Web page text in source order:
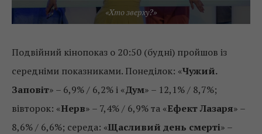
«Хто зверху?»
Подвійний кінопоказ о 20:50 (будні) пройшов із
середніми показниками. Понеділок: «Чужий.
Заповіт» – 6,9% / 6,2% і «Дум» – 12,1% / 8,7%;
вівторок: «Нерв» – 7,4% / 6,9% та «Ефект Лазаря» –
8,6% / 6,6%; середа: «Щасливий день смерті» –